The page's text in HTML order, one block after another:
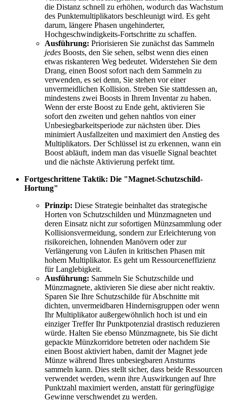
die Distanz schnell zu erhöhen, wodurch das Wachstum
des Punktemultiplikators beschleunigt wird. Es geht
darum, längere Phasen ungehinderter,
Hochgeschwindigkeits-Fortschritte zu schaffen.
Ausführung: Priorisieren Sie zunächst das Sammeln
jedes Boosts, den Sie sehen, selbst wenn dies einen
etwas riskanteren Weg bedeutet. Widerstehen Sie dem
Drang, einen Boost sofort nach dem Sammeln zu
verwenden, es sei denn, Sie stehen vor einer
unvermeidlichen Kollision. Streben Sie stattdessen an,
mindestens zwei Boosts in Ihrem Inventar zu haben.
Wenn der erste Boost zu Ende geht, aktivieren Sie
sofort den zweiten und gehen nahtlos von einer
Unbesiegbarkeitsperiode zur nächsten über. Dies
minimiert Ausfallzeiten und maximiert den Anstieg des
Multiplikators. Der Schlüssel ist zu erkennen, wann ein
Boost abläuft, indem man das visuelle Signal beachtet
und die nächste Aktivierung perfekt timt.
Fortgeschrittene Taktik: Die "Magnet-Schutzschild-
Hortung"
Prinzip: Diese Strategie beinhaltet das strategische
Horten von Schutzschilden und Münzmagneten und
deren Einsatz nicht zur sofortigen Münzsammlung oder
Kollisionsvermeidung, sondern zur Erleichterung von
risikoreichen, lohnenden Manövern oder zur
Verlängerung von Läufen in kritischen Phasen mit
hohem Multiplikator. Es geht um Ressourceneffizienz
für Langlebigkeit.
Ausführung: Sammeln Sie Schutzschilde und
Münzmagnete, aktivieren Sie diese aber nicht reaktiv.
Sparen Sie Ihre Schutzschilde für Abschnitte mit
dichten, unvermeidbaren Hindernisgruppen oder wenn
Ihr Multiplikator außergewöhnlich hoch ist und ein
einziger Treffer Ihr Punktpotenzial drastisch reduzieren
würde. Halten Sie ebenso Münzmagnete, bis Sie dicht
gepackte Münzkorridore betreten oder nachdem Sie
einen Boost aktiviert haben, damit der Magnet jede
Münze während Ihres unbesiegbaren Ansturms
sammeln kann. Dies stellt sicher, dass beide Ressourcen
verwendet werden, wenn ihre Auswirkungen auf Ihre
Punktzahl maximiert werden, anstatt für geringfügige
Gewinne verschwendet zu werden.